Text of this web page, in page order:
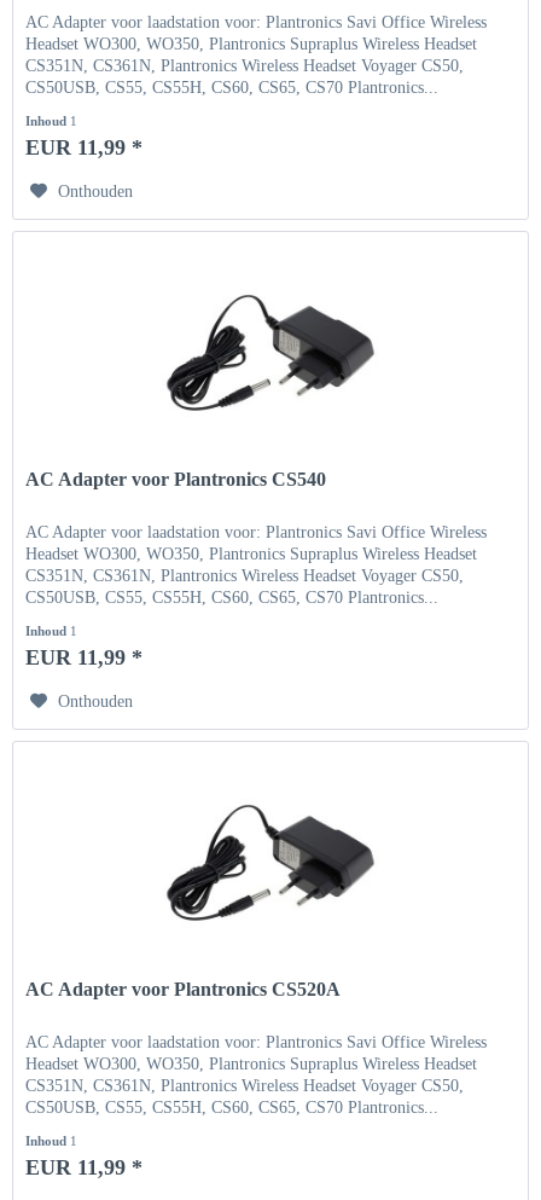
AC Adapter voor laadstation voor: Plantronics Savi Office Wireless
Headset WO300, WO350, Plantronics Supraplus Wireless Headset
CS351N, CS361N, Plantronics Wireless Headset Voyager CS50,
CS50USB, CS55, CS55H, CS60, CS65, CS70 Plantronics...
Inhoud 1
EUR 11,99 *
Onthouden
AC Adapter voor Plantronics CS540
AC Adapter voor laadstation voor: Plantronics Savi Office Wireless
Headset WO300, WO350, Plantronics Supraplus Wireless Headset
CS351N, CS361N, Plantronics Wireless Headset Voyager CS50,
CS50USB, CS55, CS55H, CS60, CS65, CS70 Plantronics...
Inhoud 1
EUR 11,99 *
Onthouden
AC Adapter voor Plantronics CS520A
AC Adapter voor laadstation voor: Plantronics Savi Office Wireless
Headset WO300, WO350, Plantronics Supraplus Wireless Headset
CS351N, CS361N, Plantronics Wireless Headset Voyager CS50,
CS50USB, CS55, CS55H, CS60, CS65, CS70 Plantronics...
Inhoud 1
EUR 11,99 *